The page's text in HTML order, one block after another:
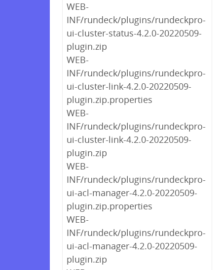
WEB-
INF/rundeck/plugins/rundeckpro-
ui-cluster-status-4.2.0-20220509-
plugin.zip
WEB-
INF/rundeck/plugins/rundeckpro-
ui-cluster-link-4.2.0-20220509-
plugin.zip.properties
WEB-
INF/rundeck/plugins/rundeckpro-
ui-cluster-link-4.2.0-20220509-
plugin.zip
WEB-
INF/rundeck/plugins/rundeckpro-
ui-acl-manager-4.2.0-20220509-
plugin.zip.properties
WEB-
INF/rundeck/plugins/rundeckpro-
ui-acl-manager-4.2.0-20220509-
plugin.zip